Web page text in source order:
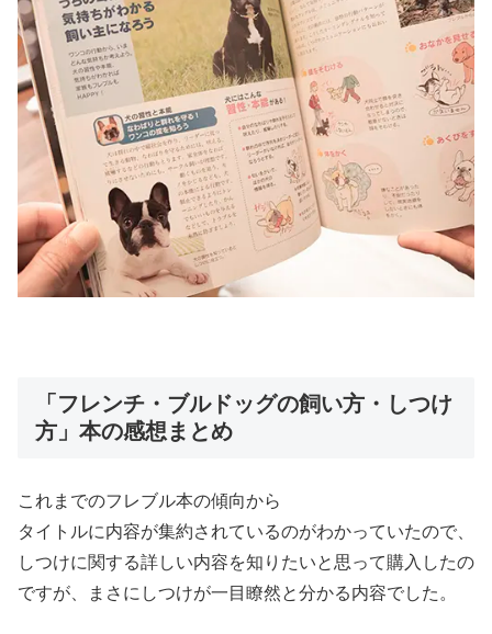
「フレンチ・ブルドッグの飼い方・しつけ
方」本の感想まとめ
これまでのフレブル本の傾向から
タイトルに内容が集約されているのがわかっていたので、
しつけに関する詳しい内容を知りたいと思って購入したの
ですが、まさにしつけが一目瞭然と分かる内容でした。